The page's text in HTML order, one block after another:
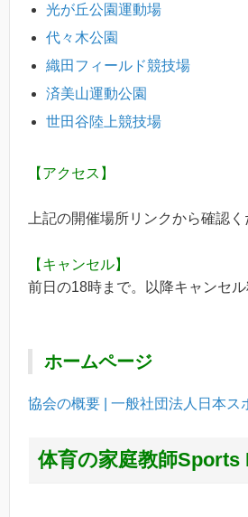
光が丘公園運動場
代々木公園
織田フィールド競技場
済美山運動公園
世田谷陸上競技場
【アクセス】
上記の開催場所リンクから確認く
【キャンセル】
前日の18時まで。以降キャンセ
ホームページ
協会の概要 | 一般社団法人日本ス
体育の家庭教師Sports